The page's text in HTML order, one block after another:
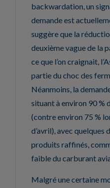
backwardation, un
demande est
suggère que la
deuxième vague de la
ce que l’on craignait,
partie du choc des
Néanmoins, la
situant à environ 90 %
(contre environ 75 %
d’avril), avec
produits raffinés,
faible du carburant
Malgré une certaine